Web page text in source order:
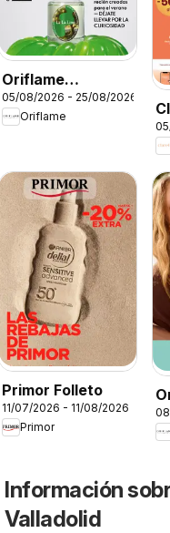
Oriflame
Catálogo
Campaña 11
05/08/2026 - 25/08/2026
Oriflame
Primor Folleto
11/07/2026 - 11/08/2026
Primor
Información
Valladolid